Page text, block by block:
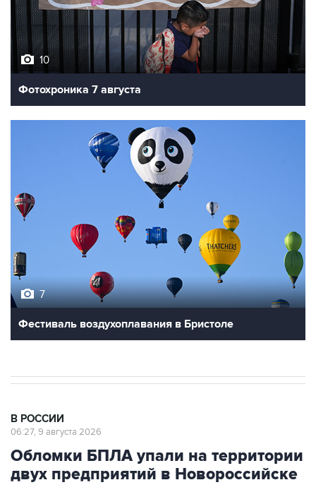
10
Фотохроника 7 августа
7
Фестиваль воздухоплавания в Бристоле
В РОССИИ
06:27, 9 августа 2026
Обломки БПЛА упали на территории
двух предприятий в Новороссийске